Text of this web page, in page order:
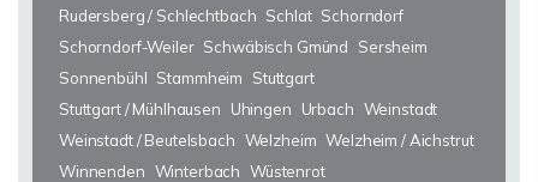
Rudersberg / Schlechtbach Schlat Schorndorf
Schorndorf-Weiler Schwäbisch Gmünd
Sersheim
Sonnenbühl Stammheim
Stuttgart
Stuttgart / Mühlhausen
Uhingen Urbach Weinstadt
Weinstadt / Beutelsbach Welzheim Welzheim / Aichstrut
Winnenden Winterbach Wüstenrot